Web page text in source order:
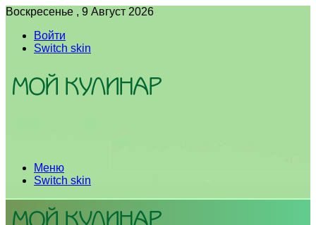
Воскресенье , 9 Август 2026
Войти
Switch skin
Меню
Switch skin